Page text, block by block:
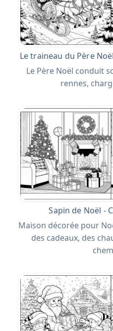
Le traineau du Père
Le Père Noël conduit
rennes,
Sapin de Noël -
Maison décorée pour
des cadeaux, des